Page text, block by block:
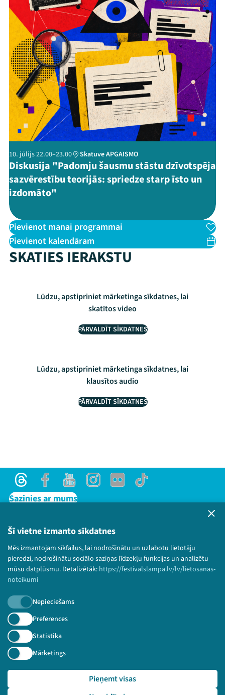
Šī vietne izmanto sīkdatnes
Mēs izmantojam sīkfailus, lai nodrošinātu un uzlabotu lietotāju
pieredzi, nodrošinātu sociālo saziņas līdzekļu funkcijas un analizētu
mūsu datplūsmu. Detalizētāk: https://festivalslampa.lv/lv/lietosanas-
noteikumi
Nepieciešams
Preferences
Statistika
Mārketings
Pieņemt visas
ThreadsFacebookYoutube
X Instagram
Flick TikTok
10. jūlijs 22.00–23.00 Skatuve APGAISMO
Diskusija "Padomju šausmu stāstu dzīvotspēja
sazvērestību teorijās: spriedze starp īsto un
izdomāto"
Pievienot manai programmai
Pievienot kalendāram
SKATIES IERAKSTU
Lūdzu, apstipriniet mārketinga sīkdatnes, lai
skatītos video
PĀRVALDĪT SĪKDATNES
Lūdzu, apstipriniet mārketinga sīkdatnes, lai
klausītos audio
PĀRVALDĪT SĪKDATNES
ThreadsFacebookYoutubeInstagram
Flick TikTok
Sazinies ar mums
Lietošanas noteikumi un sīkdatņu politika
Bērnu aizsardzības politika
© 2026 Sarunu festivāls LAMPA Visas tiesības
paturētas.
Piesakies jaunumiem!
Nepalaid garām aktuālāko informāciju!
Pieteikties